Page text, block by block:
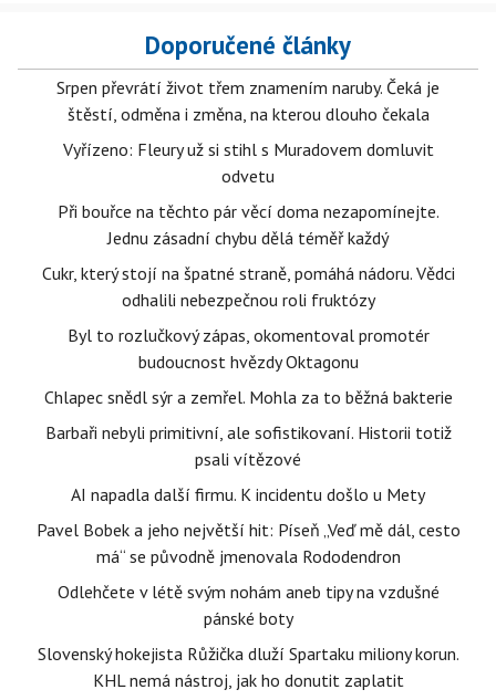
Doporučené články
Srpen převrátí život třem znamením naruby. Čeká je
štěstí, odměna i změna, na kterou dlouho čekala
Vyřízeno: Fleury už si stihl s Muradovem domluvit
odvetu
Při bouřce na těchto pár věcí doma nezapomínejte.
Jednu zásadní chybu dělá téměř každý
Cukr, který stojí na špatné straně, pomáhá nádoru. Vědci
odhalili nebezpečnou roli fruktózy
Byl to rozlučkový zápas, okomentoval promotér
budoucnost hvězdy Oktagonu
Chlapec snědl sýr a zemřel. Mohla za to běžná bakterie
Barbaři nebyli primitivní, ale sofistikovaní. Historii totiž
psali vítězové
AI napadla další firmu. K incidentu došlo u Mety
Pavel Bobek a jeho největší hit: Píseň „Veď mě dál, cesto
má“ se původně jmenovala Rododendron
Odlehčete v létě svým nohám aneb tipy na vzdušné
pánské boty
Slovenský hokejista Růžička dluží Spartaku miliony korun.
KHL nemá nástroj, jak ho donutit zaplatit